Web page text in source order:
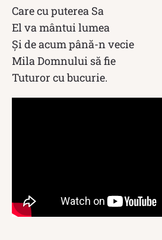
Care cu puterea Sa
El va mântui lumea
Şi de acum până-n vecie
Mila Domnului să fie
Tuturor cu bucurie.